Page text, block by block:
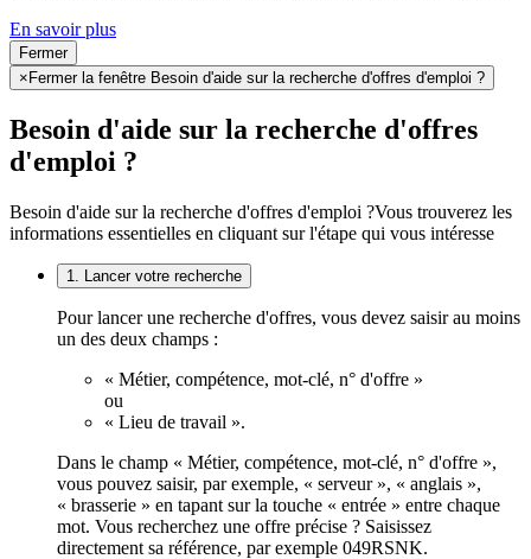
En savoir plus
Fermer
×Fermer la fenêtre Besoin d'aide sur la recherche d'offres d'emploi ?
Besoin d'aide sur la recherche d'offres
d'emploi ?
Besoin d'aide sur la recherche d'offres d'emploi ?Vous trouverez les
informations essentielles en cliquant sur l'étape qui vous intéresse
1. Lancer votre recherche
Pour lancer une recherche d'offres, vous devez saisir au moins
un des deux champs :
« Métier, compétence, mot-clé, n° d'offre »
ou
« Lieu de travail ».
Dans le champ « Métier, compétence, mot-clé, n° d'offre »,
vous pouvez saisir, par exemple, « serveur », « anglais »,
« brasserie » en tapant sur la touche « entrée » entre chaque
mot. Vous recherchez une offre précise ? Saisissez
directement sa référence, par exemple 049RSNK.